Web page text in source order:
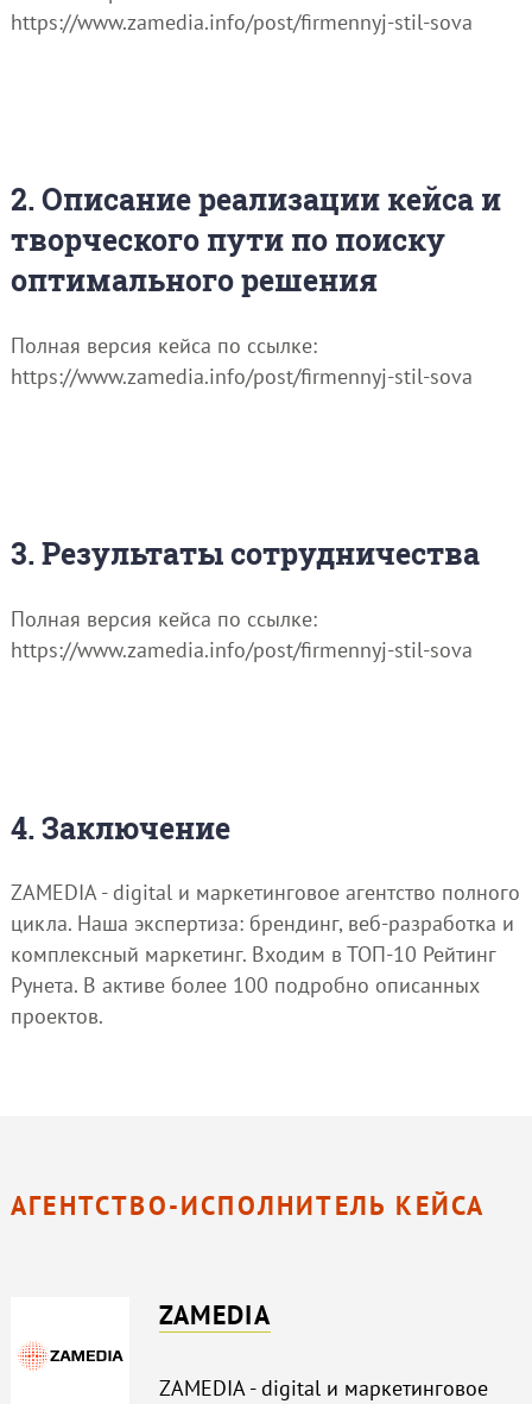
https://www.zamedia.info/post/firmennyj-stil-sova
2. Описание реализации кейса и
творческого пути по поиску
оптимального решения
Полная версия кейса по ссылке:
https://www.zamedia.info/post/firmennyj-stil-sova
3. Результаты сотрудничества
Полная версия кейса по ссылке:
https://www.zamedia.info/post/firmennyj-stil-sova
4. Заключение
ZAMEDIA - digital и маркетинговое агентство полного
цикла. Наша экспертиза: брендинг, веб-разработка и
комплексный маркетинг. Входим в ТОП-10 Рейтинг
Рунета. В активе более 100 подробно описанных
проектов.
АГЕНТСТВО-ИСПОЛНИТЕЛЬ КЕЙСА
ZAMEDIA
ZAMEDIA - digital и маркетинговое